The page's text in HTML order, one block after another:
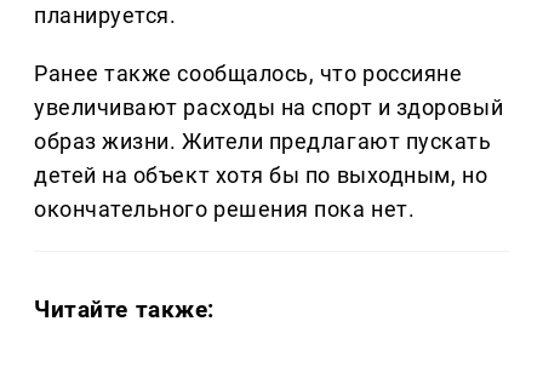
планируется.
Ранее также сообщалось, что россияне
увеличивают расходы на спорт и здоровый
образ жизни. Жители предлагают пускать
детей на объект хотя бы по выходным, но
окончательного решения пока нет.
Читайте также: